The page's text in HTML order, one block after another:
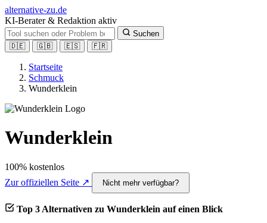
alternative-zu.de
KI-Berater & Redaktion aktiv
Suchen
🇩🇪
🇬🇧 🇪🇸 🇫🇷
Startseite
Schmuck
Wunderklein
Wunderklein
100% kostenlos
Zur offiziellen Seite ↗
Nicht mehr verfügbar?
Top 3 Alternativen zu Wunderklein auf einen Blick